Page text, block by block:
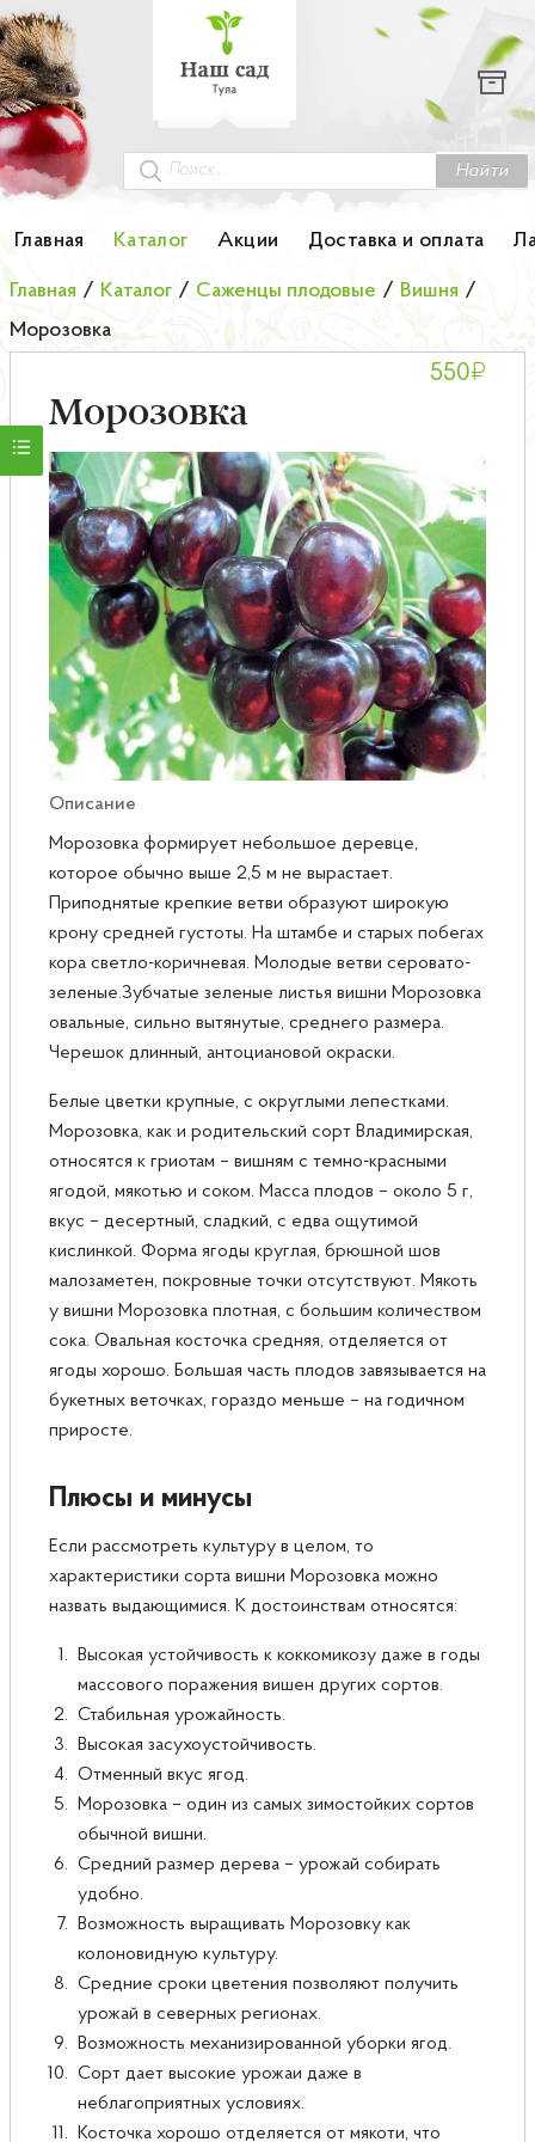
Найти
Главная Каталог Акции Доставка и оплата
Каталог
Гортензии
Грунты
Колоновидные деревья
Лук-севок
Малина
Мини-деревья
НОВИНКА Английские и Японские розы
Саженцы плодовые
Сирень
Главная / Каталог / Саженцы плодовые / Вишня /
Морозовка
Морозовка
550₽
Описание
Морозовка формирует небольшое деревце,
которое обычно выше 2,5 м не вырастает.
Приподнятые крепкие ветви образуют широкую
крону средней густоты. На штамбе и старых побегах
кора светло-коричневая. Молодые ветви серовато-
зеленые.Зубчатые зеленые листья вишни Морозовка
овальные, сильно вытянутые, среднего размера.
Черешок длинный, антоциановой окраски.
Белые цветки крупные, с округлыми лепестками.
Морозовка, как и родительский сорт Владимирская,
относятся к гриотам – вишням с темно-красными
ягодой, мякотью и соком. Масса плодов – около 5 г,
вкус – десертный, сладкий, с едва ощутимой
кислинкой. Форма ягоды круглая, брюшной шов
малозаметен, покровные точки отсутствуют. Мякоть
у вишни Морозовка плотная, с большим количеством
сока. Овальная косточка средняя, отделяется от
ягоды хорошо. Большая часть плодов завязывается на
букетных веточках, гораздо меньше – на годичном
приросте.
Плюсы и минусы
Если рассмотреть культуру в целом, то
характеристики сорта вишни Морозовка можно
назвать выдающимися. К достоинствам относятся:
Высокая устойчивость к коккомикозу даже в годы
массового поражения вишен других сортов.
Стабильная урожайность.
Высокая засухоустойчивость.
Отменный вкус ягод.
Морозовка – один из самых зимостойких сортов
обычной вишни.
Средний размер дерева – урожай собирать
удобно.
Возможность выращивать Морозовку как
колоновидную культуру.
Средние сроки цветения позволяют получить
урожай в северных регионах.
Возможность механизированной уборки ягод.
Сорт дает высокие урожаи даже в
неблагоприятных условиях.
Косточка хорошо отделяется от мякоти, что